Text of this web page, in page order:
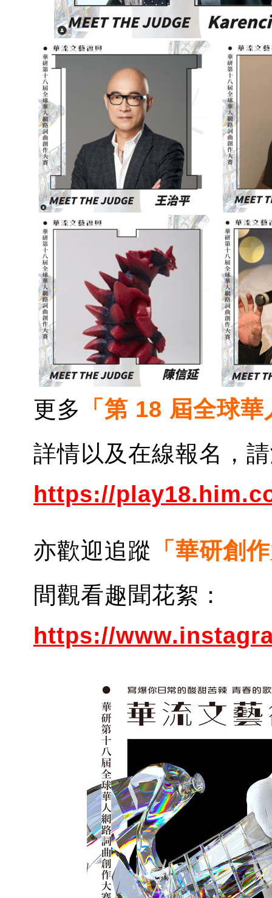
更多 「第 18 屆全球
詳情以及在線報名，
https://play
亦歡迎追蹤 「 華研創
間觀看趣聞花絮：
https://www